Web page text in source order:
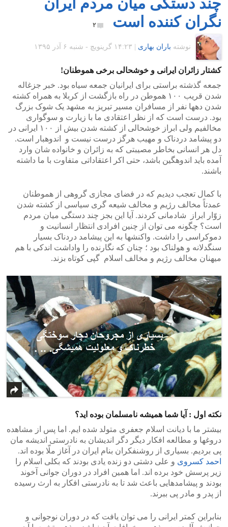
نگران کننده است
۲
نوشته باران بهاری ۱۴:۲۳ گرينويچ - شنبه ۶ آذر ۱۳۹۵
کشتار زائران ایرانی و خوشحالی برخی هموطنان!
جمعه گذشته براستی برای ایرانیان جمعه سیاه بود. خبر جزغاله
شدن قریب ۱۰۰ هموطن در راه بازگشت از کربلا به همراه کشته
شدن دهها نفر از مسافران مسیر تبریز به مشهد یک شوک بزرگ
بود. درست است که از نظر اعتقادی ما با زیارت و سوگواری
مخالفیم ولی ابراز خوشحالی از کشته شدن بیش از ۱۰۰ ایرانی در
دو پیشامد دردناک و مهیب هرگز درست نیست و اندوهبار است.
دل هر انسانی بخاطر مصیبتی که به زائران و خانواده شان وارد
آمده باید اندوهگین باشد، حتی اکر اعتقاداتی متفاوت با ما داشته
باشند.
با کمال تعجب دیدیم که در فضای مجازی گروهی از هموطنان
عمدتاً مخالف رژیم و مخالف شیعه گری سیاسی از کشته شدن
زوّار ابراز شادمانی کردند. آیا این بجز چند دستگی میان مردم
است؟ چگونه می توان از چنین افرادی انتظار انسانیت و
دموکراسی را داشت. واکنشها به این پیشامد دردناک بسیار
سنگدلانه و هولناک بود ؛ چنان که نگارنده را واداشت اندکی با هم
میهنان مخالف رژیم و مخالف اسلام گپی کوتاه بزند.
نکته اول : آیا شما همیشه نامسلمان بوده اید؟
بیشتر ما با دیانت اسلام جعفری متولد شده ایم. اما پس از مشاهده
دروغها و مطالعه افکار دیگر دگر اندیشان به نادرستی اندیشه مان
پی بردیم. بسیاری از روشنفکران بنام ایران در آغاز ملّا بوده اند.
احمد کسروی و علی دشتی دو زنده یادی بودند که بکلی اسلام را
زیر پرسش خود برده اند. اما همین افراد در دوران جوانی آخوند
بودند و پیشامدهایی باعث شد تا به نادرستی افکار به ارث رسیده
از پدر و مادر پی ببرند.
بنابراین کمتر ایرانی را می توان یافت که در دوران نوجوانی و